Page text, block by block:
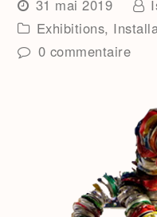
31 mai 2019
Exhibitions,
0 commentaire